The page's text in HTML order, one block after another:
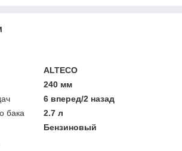
ALTECO
240 мм
6 вперед/2 назад
бака
2.7 л
Бензиновый